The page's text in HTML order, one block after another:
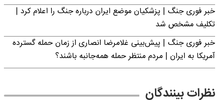
خبر فوری جنگ | پزشکیان موضع ایران درباره جنگ را اعلام کرد |
تکلیف مشخص شد
خبر فوری جنگ | پیش‌بینی غلامرضا انصاری از زمان حمله گسترده
آمریکا به ایران | مردم منتظر حمله همه‌جانبه باشند؟
نظرات بینندگان